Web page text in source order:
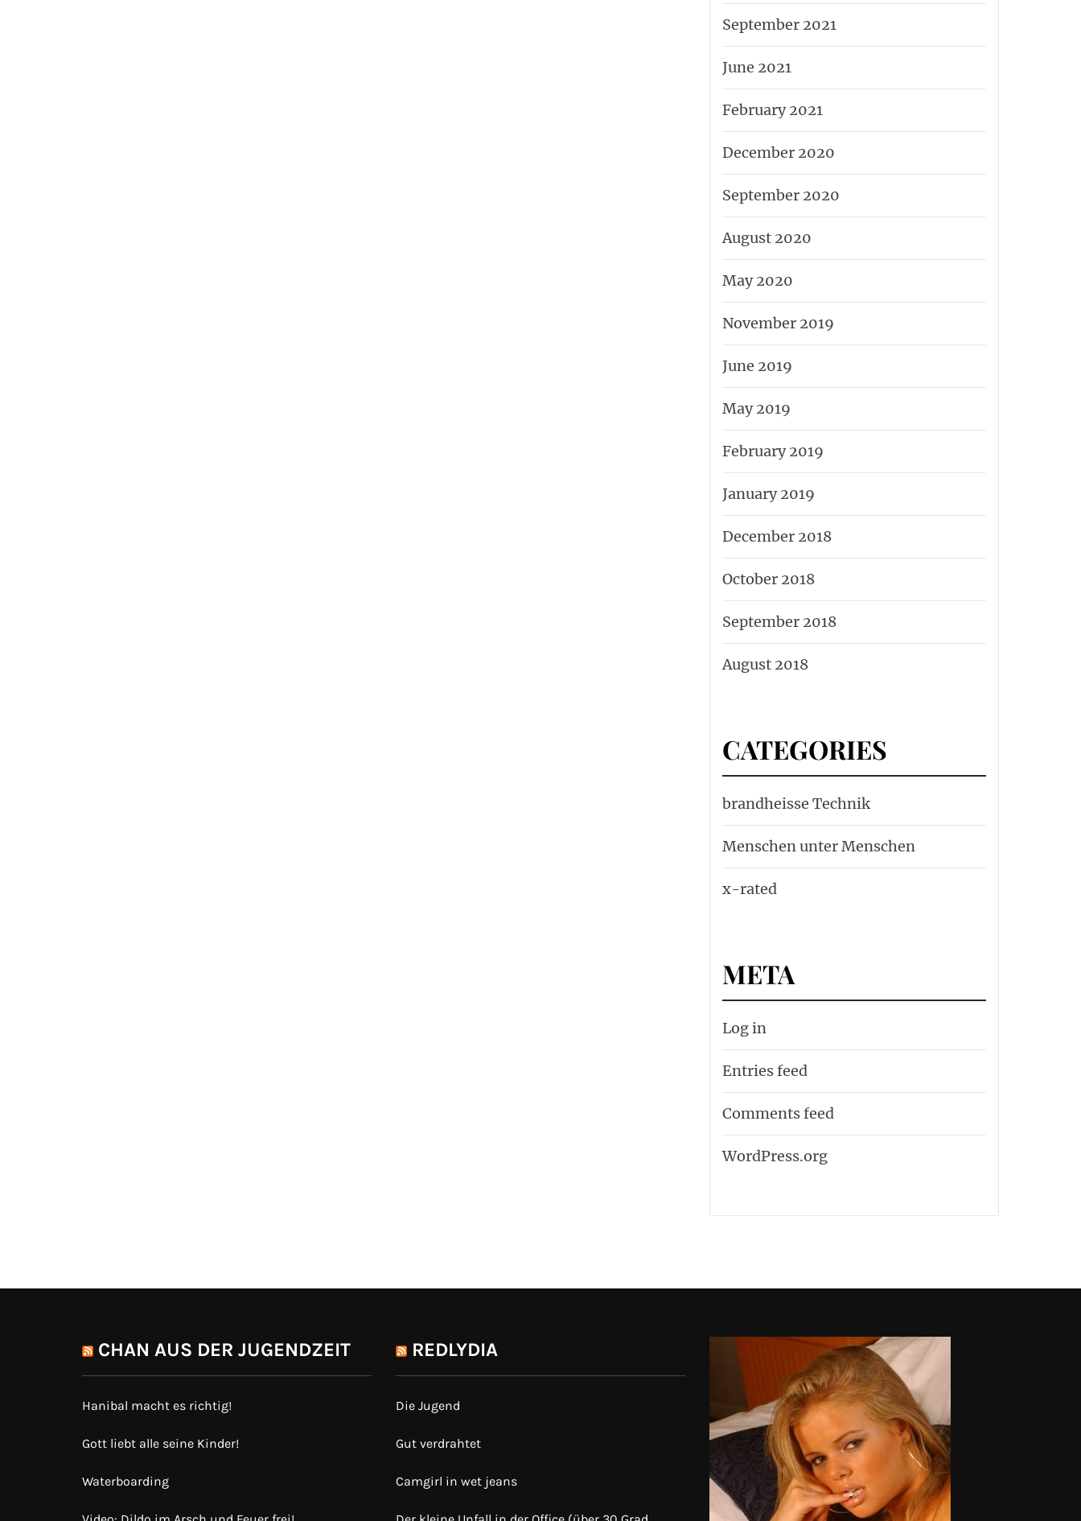
September 2021
June 2021
February 2021
December 2020
September 2020
August 2020
May 2020
November 2019
June 2019
May 2019
February 2019
January 2019
December 2018
October 2018
September 2018
August 2018
CATEGORIES
brandheisse Technik
Menschen unter Menschen
x-rated
META
Log in
Entries feed
Comments feed
WordPress.org
CHAN AUS DER JUGENDZEIT
Hanibal macht es richtig!
Gott liebt alle seine Kinder!
Waterboarding
REDLYDIA
Die Jugend
Gut verdrahtet
Camgirl in wet jeans